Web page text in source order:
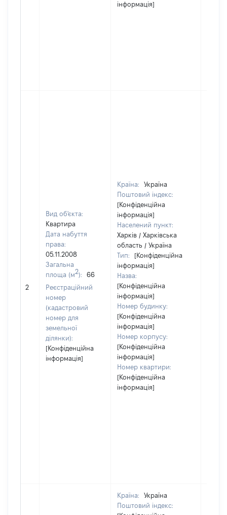
інформація]
2
Вид об'єкта:
Квартира
Дата набуття
права:
05.11.2008
Загальна
площа (м2):
66
Реєстраційний
номер
(кадастровий
номер для
земельної
ділянки):
[Конфіденційна
інформація]
Країна:
Україна
Поштовий індекс:
[Конфіденційна
інформація]
Населений пункт:
Харків / Харківська
область / Україна
Тип:
[Конфіденційна
інформація]
Назва:
[Конфіденційна
інформація]
Номер будинку:
[Конфіденційна
інформація]
Номер корпусу:
[Конфіденційна
інформація]
Номер квартири:
[Конфіденційна
інформація]
Країна:
Україна
Поштовий індекс: